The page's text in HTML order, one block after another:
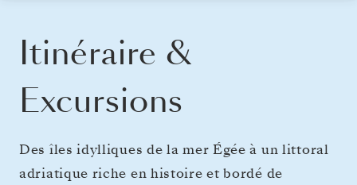
Itinéraire &
Excursions
Des îles idylliques de la mer Égée à un littoral
adriatique riche en histoire et bordé de